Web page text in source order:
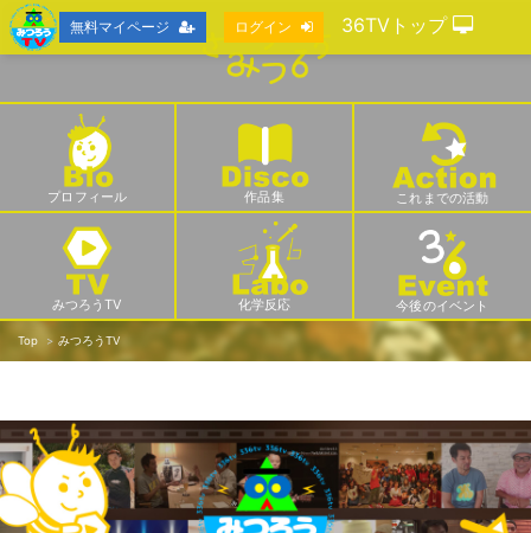
プロフィール 作品集 これまでの活動
みつろうTV 化学反応 今後のイベント
Top みつろうTV
無料マイページ ログイン 36TVトップ